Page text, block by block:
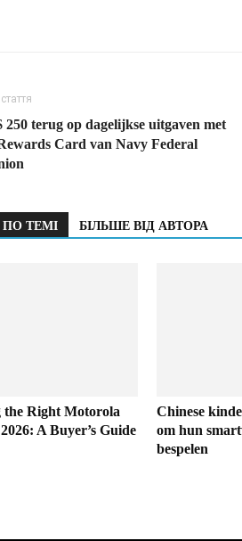
250 terug op dagelijkse uitgaven met
Card van Navy Federal
ПО ТЕМІ БІЛЬШЕ ВІД АВТОРА
the Right Motorola
A Buyer’s Guide
Chinese
om hun
bespelen